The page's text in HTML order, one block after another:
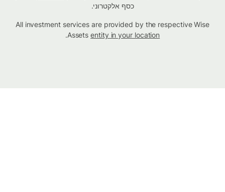
כסף אלקטרוני.
All investment services are provided by the respective Wise
Assetsentity in your location
.